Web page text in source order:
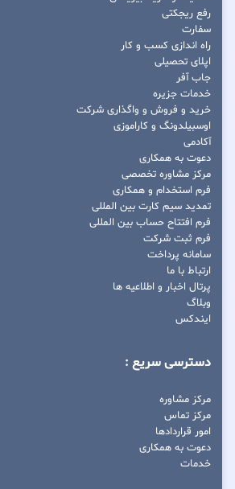
رفع ریجکتی
سفارت
راه اندازی کسب و کار
اپلای تحصیلی
جاب آفر
خدمات جزیره
خرید و فروش و واگذاری شرکت
اوسبیلدونگ و کاراموزی
آکادمی
دعوت به همکاری
مرکز مشاوره تخصصی
فرم استخدام و همکاری
تمدید سیم کارت بین المللی
فرم افتتاح حساب بین المللی
فرم ثبت شرکت
سامانه پرداخت
ارتباط با ما
پرتال اخبار و اطلاعیه ها
وبلاگ
ایندکس
دسترسی سریع :
مرکز مشاوره
مرکز تماس
امور قراردادها
دعوت به همکاری
خدمات